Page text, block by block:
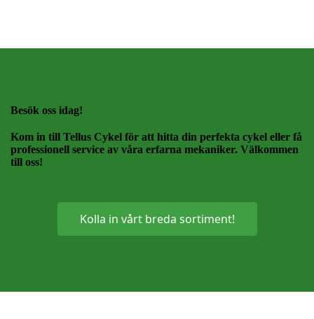
Besök oss idag!
Kom in till Tellus Cykel för att hitta din perfekta cykel eller få
professionell service av våra erfarna mekaniker. Välkommen
till oss!
Kolla in vårt breda sortiment!